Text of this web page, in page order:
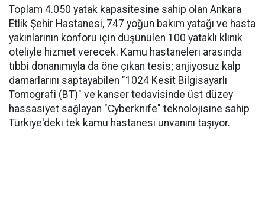
Toplam 4.050 yatak kapasitesine sahip olan Ankara
Etlik Şehir Hastanesi, 747 yoğun bakım yatağı ve hasta
yakınlarının konforu için düşünülen 100 yataklı klinik
oteliyle hizmet verecek. Kamu hastaneleri arasında
tıbbi donanımıyla da öne çıkan tesis; anjiyosuz kalp
damarlarını saptayabilen "1024 Kesit Bilgisayarlı
Tomografi (BT)" ve kanser tedavisinde üst düzey
hassasiyet sağlayan "Cyberknife" teknolojisine sahip
Türkiye'deki tek kamu hastanesi unvanını taşıyor.